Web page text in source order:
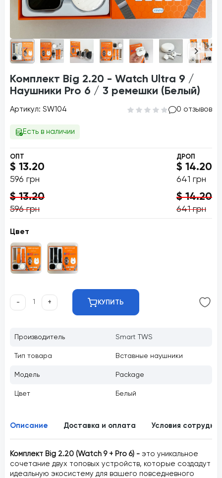
Комплект Big 2.20 - Watch Ultra 9 /
Наушники Pro 6 / 3 ремешки (Белый)
Артикул: SW104 0 отзывов
Есть в наличии
ОПТ
$ 13.20
596 грн
$ 13.20
596 грн
ДРОП
$ 14.20
641 грн
$ 14.20
641 грн
Цвет
- + КУПИТЬ
Производитель Smart TWS
Тип товара Вставные наушники
Модель Package
Цвет Белый
Описание Доставка и оплата Условия
Комплект Big 2.20 (Watch 9 + Pro 6) - это уникальное
сочетание двух топовых устройств, которые создадут
идеальную экосистему для вашего повседневного